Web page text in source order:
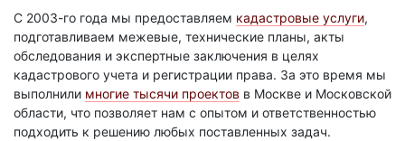
С 2003-го года мы предоставляем кадастровые услуги,
подготавливаем межевые, технические планы, акты
обследования и экспертные заключения в целях
кадастрового учета и регистрации права. За это время мы
выполнили многие тысячи проектов в Москве и Московской
области, что позволяет нам с опытом и ответственностью
подходить к решению любых поставленных задач.